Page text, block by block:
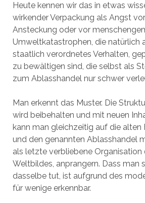
Heute kennen wir das in etwas
wirkender Verpackung als Angst
Ansteckung oder vor
Umweltkatastrophen, die natürlich
staatlich verordnetes Verhalten,
zu bewältigen sind, die selbst als
zum Ablasshandel nur schwer
Man erkennt das Muster. Die
wird beibehalten und mit neuen
kann man gleichzeitig auf die alten
und den genannten Ablasshandel
als letzte verbliebene Organisation
Weltbildes, anprangern. Dass man
dasselbe tut, ist aufgrund des
für wenige erkennbar.